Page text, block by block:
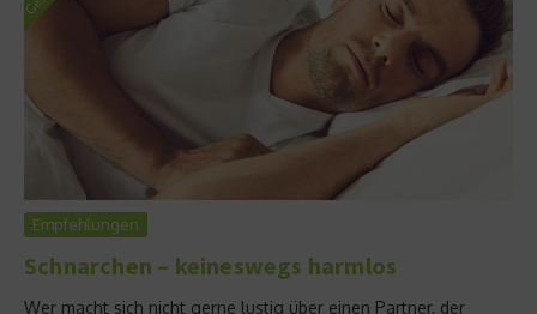
Empfehlungen
Schnarchen – keineswegs harmlos
Wer macht sich nicht gerne lustig über einen Partner, der